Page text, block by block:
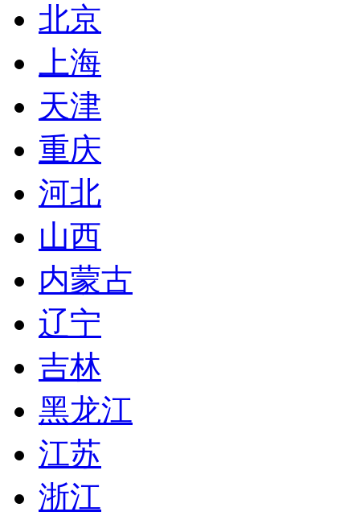
北京
上海
天津
重庆
河北
山西
内蒙古
辽宁
吉林
黑龙江
江苏
浙江